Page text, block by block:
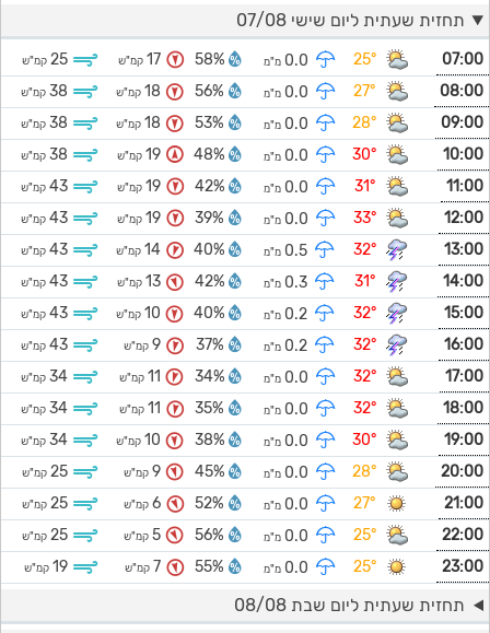
תחזית שעתית ליום שישי 07/08
07:00
25° מ"מ 58%
17 קמ"ש 25 קמ"ש
08:00
27° מ"מ 56%
18 קמ"ש 38 קמ"ש
09:00
28° מ"מ 53%
18 קמ"ש 38 קמ"ש
10:00
30° מ"מ 48%
19 קמ"ש 38 קמ"ש
11:00
31° מ"מ 42%
19 קמ"ש 43 קמ"ש
12:00
33° מ"מ 39%
19 קמ"ש 43 קמ"ש
13:00
32° מ"מ 40%
14 קמ"ש 43 קמ"ש
14:00
31° מ"מ 42%
13 קמ"ש 43 קמ"ש
15:00
32° מ"מ 40%
10 קמ"ש 43 קמ"ש
16:00
32° מ"מ 37%
9 קמ"ש 43 קמ"ש
17:00
32° מ"מ 34%
11 קמ"ש 34 קמ"ש
18:00
32° מ"מ 35%
11 קמ"ש 34 קמ"ש
19:00
30° מ"מ 38%
10 קמ"ש 34 קמ"ש
20:00
28° מ"מ 45%
9 קמ"ש 25 קמ"ש
21:00
27° מ"מ 52%
6 קמ"ש 25 קמ"ש
22:00
25° מ"מ 56%
5 קמ"ש 25 קמ"ש
23:00
25° מ"מ 55%
7 קמ"ש 19 קמ"ש
תחזית שעתית ליום שבת 08/08